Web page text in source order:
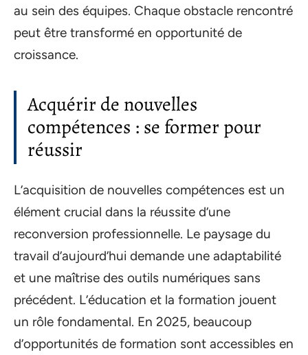
au sein des équipes. Chaque obstacle rencontré
peut être transformé en opportunité de
croissance.
Acquérir de nouvelles
compétences : se former pour
réussir
L’acquisition de nouvelles compétences est un
élément crucial dans la réussite d’une
reconversion professionnelle. Le paysage du
travail d’aujourd’hui demande une adaptabilité
et une maîtrise des outils numériques sans
précédent. L’éducation et la formation jouent
un rôle fondamental. En 2025, beaucoup
d’opportunités de formation sont accessibles en